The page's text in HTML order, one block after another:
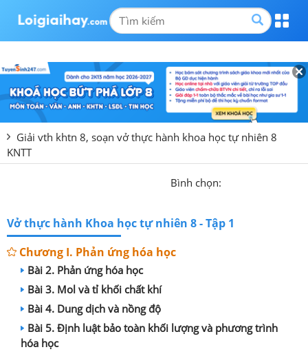
Giải vth khtn 8, soạn vở thực hành khoa học tự nhiên 8
KNTT
Bình chọn:
Vở thực hành Khoa học tự nhiên 8 - Tập 1
Chương I. Phản ứng hóa học
Bài 2. Phản ứng hóa học
Bài 3. Mol và tỉ khối chất khí
Bài 4. Dung dịch và nồng độ
Bài 5. Định luật bảo toàn khối lượng và phương trình
hóa học